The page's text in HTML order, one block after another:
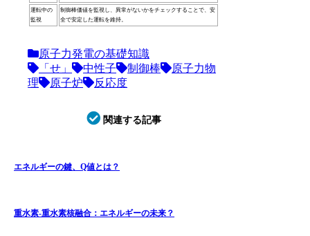
運転中の
監視
制御棒価値を監視し、異常がないかをチェックすることで、安
全で安定した運転を維持。
原子力発電の基礎知識
「せ」
中性子 制御棒
原子力物
理
原子炉 反応度
関連する記事
エネルギーの鍵、Q値とは？
重水素-重水素核融合：エネルギーの未来？